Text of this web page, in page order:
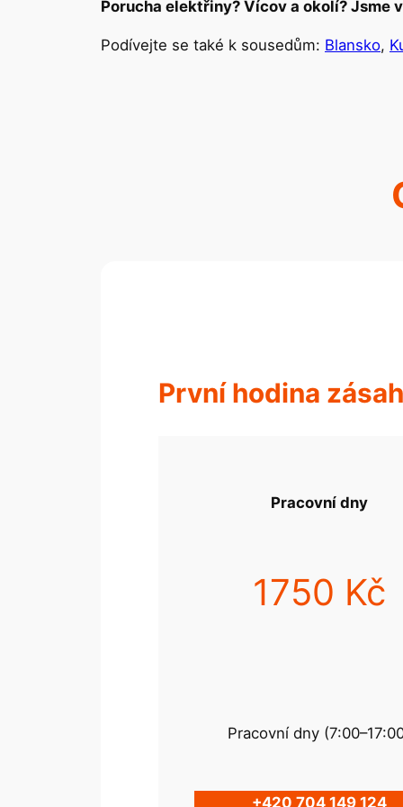
Porucha elektřiny? Vícov a okolí? Jsme
Podívejte se také k sousedům: Blansko,
První hodina
Pracovní dny
1750 Kč
Pracovní dny
+420 704 149 124